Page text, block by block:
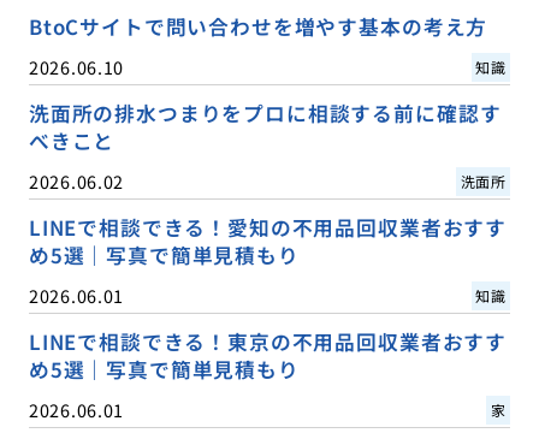
BtoCサイトで問い合わせを増やす基本の考え方
2026.06.10 知識
洗面所の排水つまりをプロに相談する前に確認す
べきこと
2026.06.02 洗面所
LINEで相談できる！愛知の不用品回収業者おすす
め5選｜写真で簡単見積もり
2026.06.01 知識
LINEで相談できる！東京の不用品回収業者おすす
め5選｜写真で簡単見積もり
2026.06.01 家